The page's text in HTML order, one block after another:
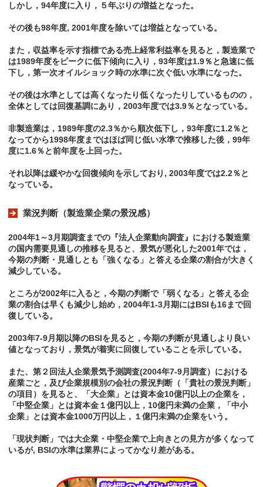
しかし，94年度に入り，５年ぶりの増益となった。
その後も98年度, 2001年度を除いては増益となっている。
また，収益率を示す指標である売上経常利益率を見ると，製造業で
は1989年度をピークに低下傾向に入り，93年度は1.9％と急速に低
下し，第一次オイルショック時の水準に次ぐ低い水準になった。
その後は水準としては高くなったり低くなったりしているものの，
全体としては回復基調にあり，2003年度では3.9％となっている。
非製造業は，1989年度の2.3％から順次低下し，93年度に1.2％と
なってから1998年度まではほば同じ低い水準で推移した後，99年
度に1.6％と前年度を上回った。
それ以降は緩やかな回復傾向を示しており, 2003年度では2.2％と
なっている。
業況判断（製造業企業の景況感）
2004年1～3月期調査までの『法人企業動向調査』における製造業
の国内需要見通しの推移を見ると、景気が悪化した2001年では，
今期の判断・見通しとも「強くなる」と答える企業の割合が大きく
減少している。
ところが2002年に入ると，今期の判断で「弱くなる」と答える企
業の割合は早くも減少し始め，2004年1-3月期にはBSIも16まで回
復している。
2003年7-9月期以降のBSIを見ると，今期の判断が見通しより良い
値となっており，景気が着実に回復していることを示している。
また、第２回法人企業景気予測調査(2004年7-9月調査）における
産業ごと，及び企業規模別の会社の景況判断（「貴社の景況判断」
の項目）を見ると、「大企業」とは資本金10億円以上の企業を，
「中堅企業」とは資本金１億円以上，10億円未満の企業，「中小
企業」とは資本金1000万円以上，１億円未満の企業をいう。
「現状判断」では大企業・中堅企業で上向きとの見方が多くなって
いるが, BSIの水準は業界によってかなり差がある。